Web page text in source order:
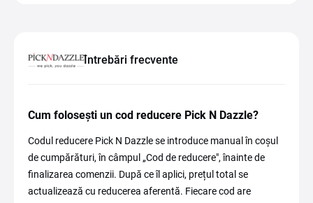
Întrebări frecvente
Cum folosești un cod reducere Pick N Dazzle?
Codul reducere Pick N Dazzle se introduce manual în coșul
de cumpărături, în câmpul „Cod de reducere", înainte de
finalizarea comenzii. După ce îl aplici, prețul total se
actualizează cu reducerea aferentă. Fiecare cod are